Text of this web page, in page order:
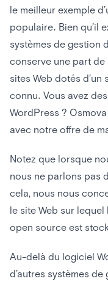
le meilleur exemple
populaire. Bien qu’il
systèmes de gestion
conserve une part de
sites Web dotés
connu. Vous avez
WordPress ?
avec notre offre de
Notez que lorsque
nous ne parlons pas
cela, nous nous
le site Web sur
open source est
Au-delà du logiciel
d’autres systèmes